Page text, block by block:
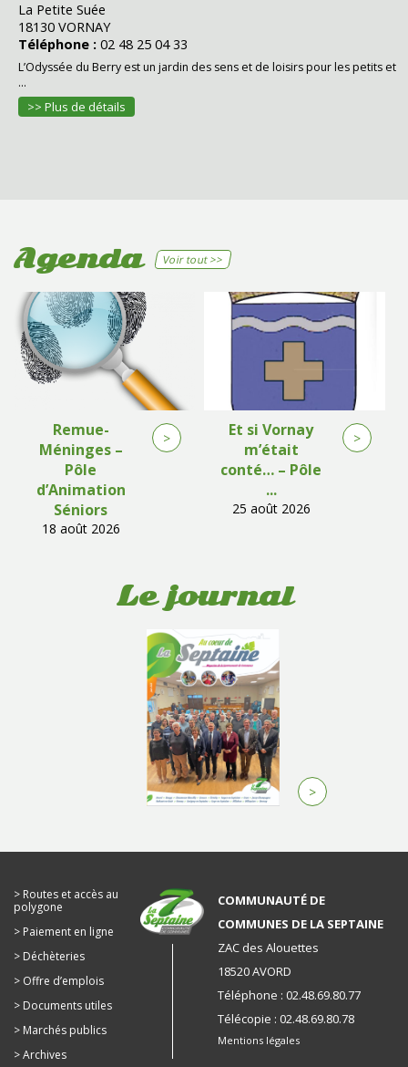
La Petite Suée
18130 VORNAY
Téléphone : 02 48 25 04 33
L’Odyssée du Berry est un jardin des sens et de loisirs pour les petits et
...
>> Plus de détails
Agenda Voir tout >>
Remue-
Méninges –
Pôle
d’Animation
Séniors
18 août 2026
>
Et si Vornay
m’était
conté… – Pôle
...
25 août 2026
>
Le journal
>
Routes et accès au
polygone
Paiement en ligne
Déchèteries
Offre d’emplois
Documents utiles
Marchés publics
Archives
COMMUNAUTÉ DE
COMMUNES DE LA SEPTAINE
ZAC des Alouettes
18520 AVORD
Téléphone : 02.48.69.80.77
Télécopie : 02.48.69.80.78
Mentions légales